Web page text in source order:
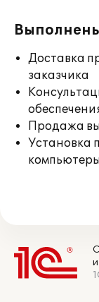
Доставка
заказчика
Продажа
Установка